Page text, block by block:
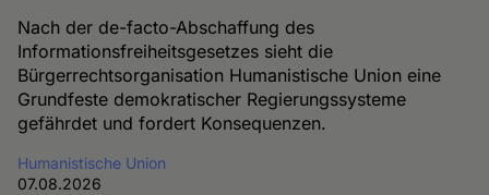
Nach der de-facto-Abschaffung des
Informationsfreiheitsgesetzes sieht die
Bürgerrechtsorganisation Humanistische Union eine
Grundfeste demokratischer Regierungssysteme
gefährdet und fordert Konsequenzen.
Humanistische Union
07.08.2026